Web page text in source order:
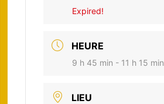
Expired!
HEURE
9 h 45 min - 11 h 15 min
LIEU